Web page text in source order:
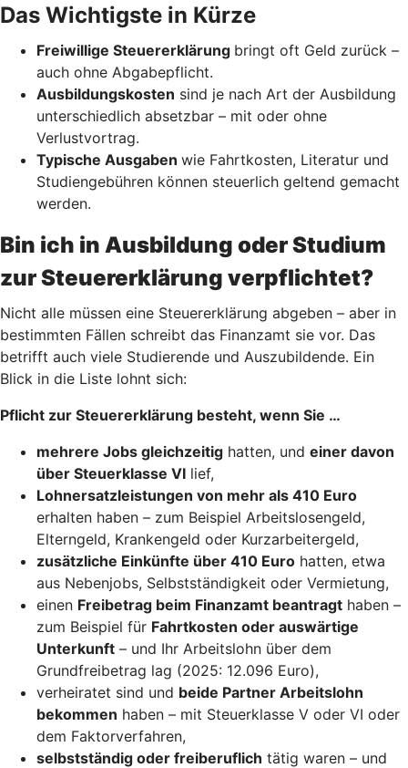
Das Wichtigste in Kürze
Freiwillige Steuererklärung bringt oft Geld zurück –
auch ohne Abgabepflicht.
Ausbildungskosten sind je nach Art der Ausbildung
unterschiedlich absetzbar – mit oder ohne
Verlustvortrag.
Typische Ausgaben wie Fahrtkosten, Literatur und
Studiengebühren können steuerlich geltend gemacht
werden.
Bin ich in Ausbildung oder Studium
zur Steuererklärung verpflichtet?
Nicht alle müssen eine Steuererklärung abgeben – aber in
bestimmten Fällen schreibt das Finanzamt sie vor. Das
betrifft auch viele Studierende und Auszubildende. Ein
Blick in die Liste lohnt sich:
Pflicht zur Steuererklärung besteht, wenn Sie …
mehrere Jobs gleichzeitig hatten, und einer davon
über Steuerklasse VI lief,
Lohnersatzleistungen von mehr als 410 Euro
erhalten haben – zum Beispiel Arbeitslosengeld,
Elterngeld, Krankengeld oder Kurzarbeitergeld,
zusätzliche Einkünfte über 410 Euro hatten, etwa
aus Nebenjobs, Selbstständigkeit oder Vermietung,
einen Freibetrag beim Finanzamt beantragt haben –
zum Beispiel für Fahrtkosten oder auswärtige
Unterkunft – und Ihr Arbeitslohn über dem
Grundfreibetrag lag (2025: 12.096 Euro),
verheiratet sind und beide Partner Arbeitslohn
bekommen haben – mit Steuerklasse V oder VI oder
dem Faktorverfahren,
selbstständig oder freiberuflich tätig waren – und